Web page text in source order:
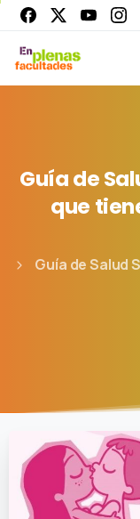
Guíade
que
Guía de Salud